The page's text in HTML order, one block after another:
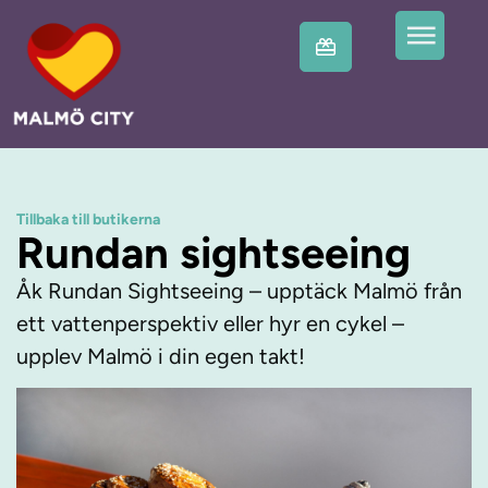
Tillbaka till butikerna
Rundan sightseeing
Åk Rundan Sightseeing – upptäck Malmö från
ett vattenperspektiv eller hyr en cykel –
upplev Malmö i din egen takt!